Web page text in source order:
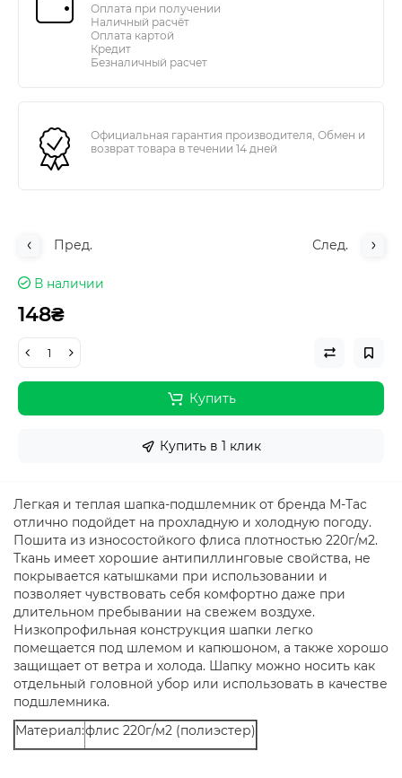
Оплата при получении
Наличный расчёт
Оплата картой
Кредит
Безналичный расчет
Официальная гарантия производителя, Обмен и
возврат товара в течении 14 дней
Пред. След.
В наличии
148₴
Купить
Купить в 1 клик
Легкая и теплая шапка-подшлемник от бренда М-Тас
отлично подойдет на прохладную и холодную погоду.
Пошита из износостойкого флиса плотностью 220г/м2.
Ткань имеет хорошие антипиллинговые свойства, не
покрывается катышками при использовании и
позволяет чувствовать себя комфортно даже при
длительном пребывании на свежем воздухе.
Низкопрофильная конструкция шапки легко
помещается под шлемом и капюшоном, а также хорошо
защищает от ветра и холода. Шапку можно носить как
отдельный головной убор или использовать в качестве
подшлемника.
Материал:флис 220г/м2 (полиэстер)